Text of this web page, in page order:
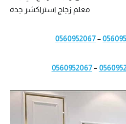
معلم زجاج استراكشر جدة
–
0560952067
–
0560952067